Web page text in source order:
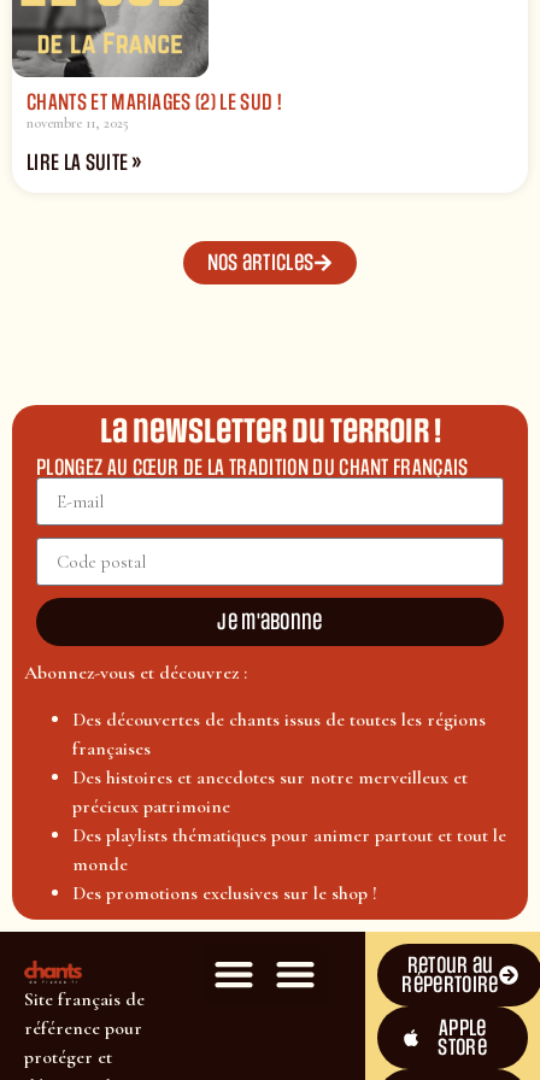
CHANTS ET MARIAGES (2) LE SUD !
novembre 11, 2025
LIRE LA SUITE »
Nos articles
La newsletter du terroir !
PLONGEZ AU CŒUR DE LA TRADITION DU CHANT FRANÇAIS
Je m'abonne
Abonnez-vous et découvrez :
Des découvertes de chants issus de toutes les régions
françaises
Des histoires et anecdotes sur notre merveilleux et
précieux patrimoine
Des playlists thématiques pour animer partout et tout le
monde
Des promotions exclusives sur le shop !
Site français de
référence pour
protéger et
Retour au
répertoire
Apple
Store